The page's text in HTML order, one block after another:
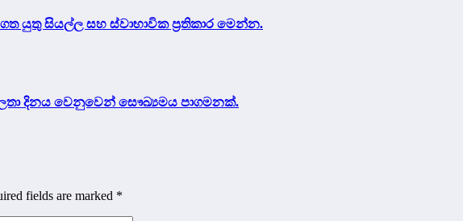
යුතු සියල්ල සහ ස්වාභාවික ප්‍රතිකාර මෙන්න.
දිනය වෙනුවෙන් සෞඛ්‍යමය පාගමනක්.
fields are marked *